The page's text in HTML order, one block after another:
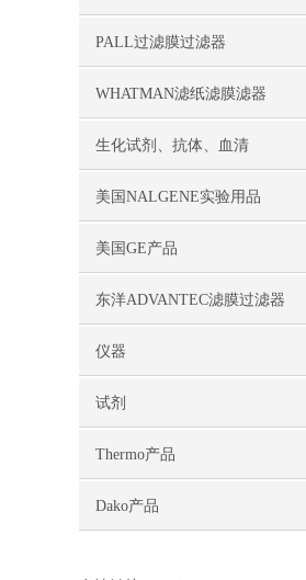
PALL过滤膜过滤器
WHATMAN滤纸滤膜滤器
生化试剂、抗体、血清
美国NALGENE实验用品
美国GE产品
东洋ADVANTEC滤膜过滤器
仪器
试剂
Thermo产品
Dako产品